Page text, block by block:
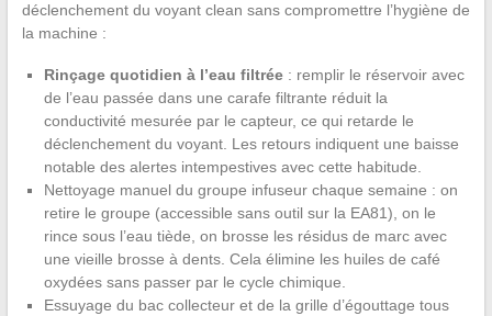
déclenchement du voyant clean sans compromettre l’hygiène de
la machine :
Rinçage quotidien à l’eau filtrée: remplir le réservoir avec
de l’eau passée dans une carafe filtrante réduit la
conductivité mesurée par le capteur, ce qui retarde le
déclenchement du voyant. Les retours indiquent une baisse
notable des alertes intempestives avec cette habitude.
Nettoyage manuel du groupe infuseur chaque semaine : on
retire le groupe (accessible sans outil sur la EA81), on le
rince sous l’eau tiède, on brosse les résidus de marc avec
une vieille brosse à dents. Cela élimine les huiles de café
oxydées sans passer par le cycle chimique.
Essuyage du bac collecteur et de la grille d’égouttage tous